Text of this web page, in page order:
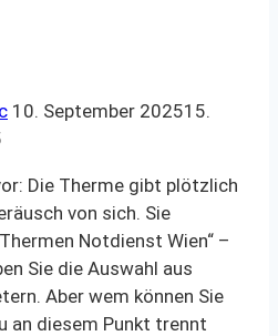
10. September 202515.
Die Therme gibt plötzlich
von sich. Sie
Notdienst Wien“ –
Sie die Auswahl aus
Aber wem können Sie
an diesem Punkt trennt